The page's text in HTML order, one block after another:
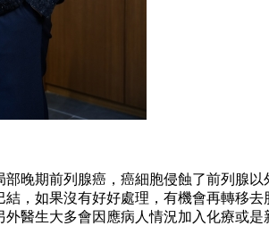
晚期前列腺癌，癌細胞侵蝕了前列腺
，如果沒有好好處理，有機會再轉移
醫生大多會因應病人情況加入化療或